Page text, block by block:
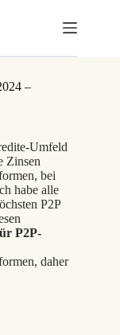
–
Umfeld
Zinsen
bei
habe alle
P2P
P2P-
daher